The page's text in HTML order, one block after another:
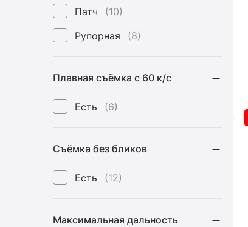
Патч
(10)
Рупорная
(8)
Плавная съёмка с 60 к/с
Есть (6)
Съёмка без бликов
Есть (12)
Максимальная дальность